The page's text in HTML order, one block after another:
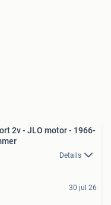
2v - JLO motor - 1966-
Details
30 jul 26